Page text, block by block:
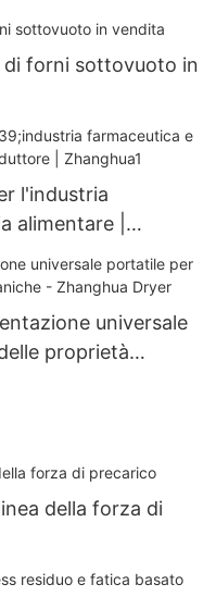
di forni sottovuoto in
l'industria
alimentare |
universale
proprietà
della forza di